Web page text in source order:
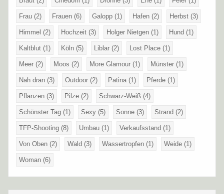
Frau (2) Frauen (6) Galopp (1) Hafen (2) Herbst (3)
Himmel (2) Hochzeit (3) Holger Nietgen (1) Hund (1)
Kaltblut (1) Köln (5) Liblar (2) Lost Place (1)
Meer (2) Moos (2) More Glamour (1) Münster (1)
Nah dran (3) Outdoor (2) Patina(1) Pferde (1)
Pflanzen (3) Pilze (2) Schwarz-Weiß (4)
Schönster Tag (1) Sexy (5) Sonne (3) Strand (2)
TFP-Shooting (8) Umbau (1) Verkaufsstand (1)
Von Oben (2) Wald (3) Wassertropfen (1) Weide (1)
Woman (6)